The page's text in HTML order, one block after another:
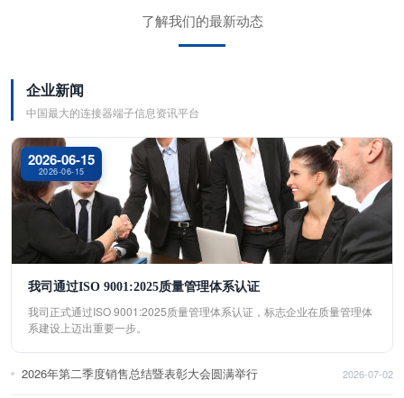
了解我们的最新动态
企业新闻
中国最大的连接器端子信息资讯平台
2026-06-15
2026-06-15
我司通过ISO 9001:2025质量管理体系认证
我司正式通过ISO 9001:2025质量管理体系认证，标志企业在质量管理体
系建设上迈出重要一步。
2026年第二季度销售总结暨表彰大会圆满举行 2026-07-02